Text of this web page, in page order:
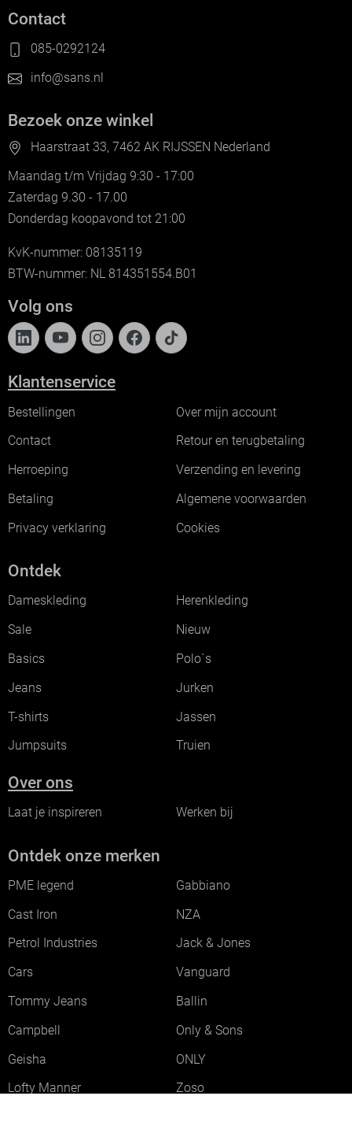
Contact
085-0292124
info@sans.nl
Bezoek onze winkel
Haarstraat 33, 7462 AK RIJSSEN Nederland
Maandag t/m Vrijdag 9:30 - 17:00
Zaterdag 9.30 - 17.00
Donderdag koopavond tot 21:00
KvK-nummer: 08135119
BTW-nummer: NL 814351554.B01
Volg ons
Klantenservice
Bestellingen
Over mijn account
Contact
Retour en terugbetaling
Herroeping
Verzending en levering
Betaling
Algemene voorwaarden
Privacy verklaring
Cookies
Ontdek
Dameskleding
Herenkleding
Sale
Nieuw
Basics
Polo`s
Jeans
Jurken
T-shirts
Jassen
Jumpsuits
Truien
Over ons
Laat je inspireren Werken bij
Ontdek onze merken
PME legend
Gabbiano
Cast Iron
NZA
Petrol Industries
Jack & Jones
Cars
Vanguard
Tommy Jeans
Ballin
Campbell
Only & Sons
Geisha
ONLY
Lofty Manner
Zoso